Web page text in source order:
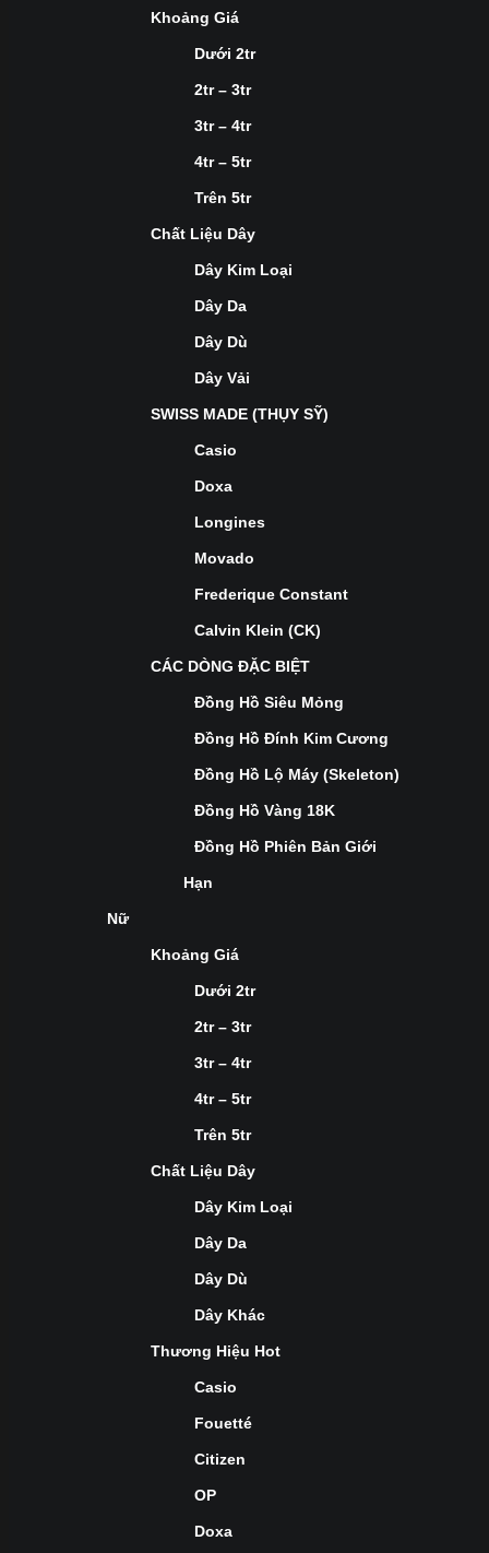
Khoảng Giá
Dưới 2tr
2tr – 3tr
3tr – 4tr
4tr – 5tr
Trên 5tr
Chất Liệu Dây
Dây Kim Loại
Dây Da
Dây Dù
Dây Vải
SWISS MADE (THỤY SỸ)
Casio
Doxa
Longines
Movado
Frederique Constant
Calvin Klein (CK)
CÁC DÒNG ĐẶC BIỆT
Đồng Hồ Siêu Mỏng
Đồng Hồ Đính Kim Cương
Đồng Hồ Lộ Máy (Skeleton)
Đồng Hồ Vàng 18K
Đồng Hồ Phiên Bản Giới
Hạn
Nữ
Khoảng Giá
Dưới 2tr
2tr – 3tr
3tr – 4tr
4tr – 5tr
Trên 5tr
Chất Liệu Dây
Dây Kim Loại
Dây Da
Dây Dù
Dây Khác
Thương Hiệu Hot
Casio
Fouetté
Citizen
OP
Doxa